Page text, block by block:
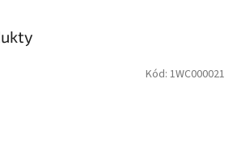
Kód: 1WC000021